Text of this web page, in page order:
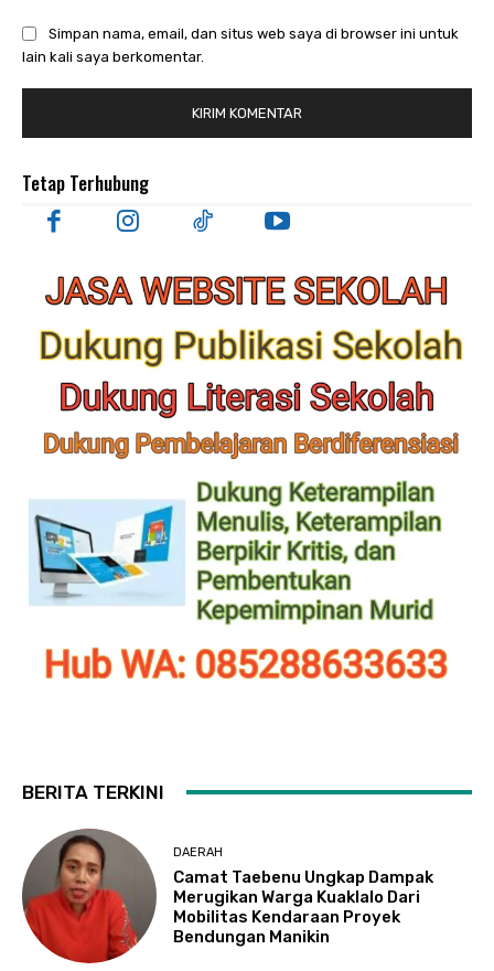
Simpan nama, email, dan situs web saya di browser ini untuk
lain kali saya berkomentar.
Tetap Terhubung
BERITA TERKINI
DAERAH
Camat Taebenu Ungkap Dampak
Merugikan Warga Kuaklalo Dari
Mobilitas Kendaraan Proyek
Bendungan Manikin